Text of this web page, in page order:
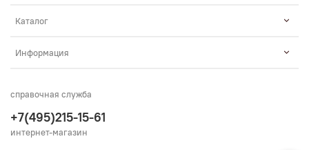
Каталог
Информация
справочная служба
+7(495)215-15-61
интернет-магазин